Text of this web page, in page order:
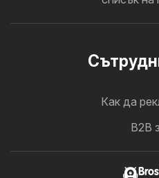
Как да
B2B